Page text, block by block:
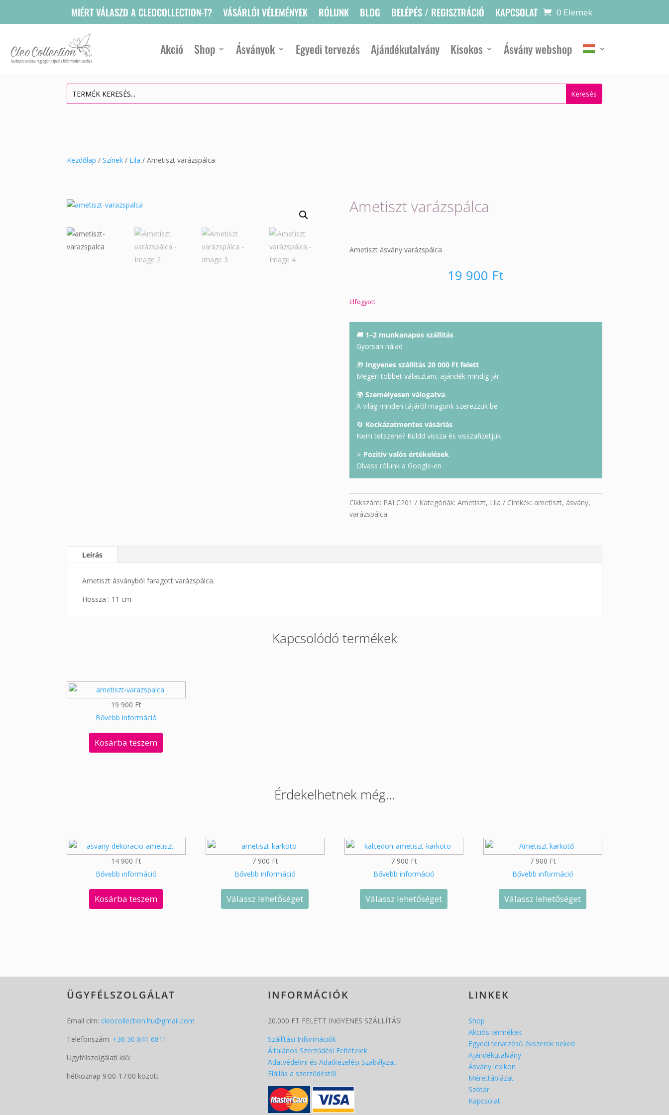
MIÉRT VÁLASZD A CLEOCOLLECTION-T? VÁSÁRLÓI VÉLEMÉNYEK RÓLUNK BLOG BELÉPÉS / REGISZTRÁCIÓ KAPCSOLAT 0 Elemek
Akció Shop Ásványok Egyedi tervezés Ajándékutalvány Kisokos Ásvány webshop
Kezdőlap /Színek / Lila / Ametiszt varázspálca
Ametiszt varázspálca
Ametiszt ásvány varázspálca
19 900 Ft
Elfogyott
🚚 1–2 munkanapos szállítás
Gyorsan nálad
🎁 Ingyenes szállítás 20 000 Ft felett
Megéri többet választani, ajándék mindig jár
🌍 Személyesen válogatva
A világ minden tájáról magunk szerezzük be
🔄 Kockázatmentes vásárlás
Nem tetszene? Küldd vissza és visszafizetjük
⭐ Pozitív valós értékelések
Olvass rólunk a Google-en
Cikkszám: PALC201 Kategóriák: Ametiszt, Lila Címkék: ametiszt, ásvány,
varázspálca
Leírás
Ametiszt ásványból faragott varázspálca.
Hossza : 11 cm
Kapcsolódó termékek
19 900 Ft
Bővebb információ
Kosárba teszem
Érdekelhetnek még…
14 900 Ft
Bővebb információ
Kosárba teszem
7 900 Ft
Bővebb információ
Válassz lehetőséget
7 900 Ft
Bővebb információ
Válassz lehetőséget
7 900 Ft
Bővebb információ
Válassz lehetőséget
ÜGYFÉLSZOLGÁLAT
Email cím: cleocollection.hu@gmail.com
Telefonszám: +36 30 841 6811
Ügyfélszolgálati idő:
hétköznap 9:00-17:00 között
INFORMÁCIÓK
20.000 FT FELETT INGYENES SZÁLLÍTÁS!
Szállítási Információk
Általános Szerződési Feltételek
Adatvédelmi és Adatkezelési Szabályzat
Elállás a szerződéstől
LINKEK
Shop
Akciós termékek
Egyedi tervezésű ékszerek neked
Ajándékutalvány
Ásvány lexikon
Mérettáblázat
Szótár
Kapcsolat